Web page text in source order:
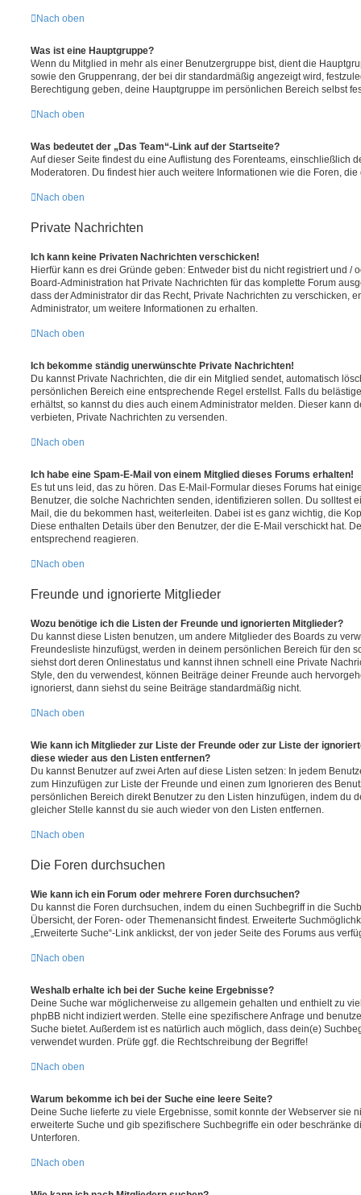
Nach oben
Was ist eine Hauptgruppe?
Wenn du Mitglied in mehr als einer Benutzergruppe bist, dient die
sowie den Gruppenrang, der bei dir standardmäßig angezeigt wird,
Berechtigung geben, deine Hauptgruppe im persönlichen Bereich selbst
Nach oben
Was bedeutet der „Das Team“-Link auf der Startseite?
Auf dieser Seite findest du eine Auflistung des Forenteams, einschließlich
Moderatoren. Du findest hier auch weitere Informationen wie die Foren,
Nach oben
Private Nachrichten
Ich kann keine Privaten Nachrichten verschicken!
Hierfür kann es drei Gründe geben: Entweder bist du nicht registriert und /
Board-Administration hat Private Nachrichten für das komplette Forum
dass der Administrator dir das Recht, Private Nachrichten zu verschicken,
Administrator, um weitere Informationen zu erhalten.
Nach oben
Ich bekomme ständig unerwünschte Private Nachrichten!
Du kannst Private Nachrichten, die dir ein Mitglied sendet, automatisch
persönlichen Bereich eine entsprechende Regel erstellst. Falls du
erhältst, so kannst du dies auch einem Administrator melden. Dieser kann
verbieten, Private Nachrichten zu versenden.
Nach oben
Ich habe eine Spam-E-Mail von einem Mitglied dieses Forums erhalten!
Es tut uns leid, das zu hören. Das E-Mail-Formular dieses Forums hat
Benutzer, die solche Nachrichten senden, identifizieren sollen. Du solltest
Mail, die du bekommen hast, weiterleiten. Dabei ist es ganz wichtig, die
Diese enthalten Details über den Benutzer, der die E-Mail verschickt hat.
entsprechend reagieren.
Nach oben
Freunde und ignorierte Mitglieder
Wozu benötige ich die Listen der Freunde und ignorierten Mitglieder?
Du kannst diese Listen benutzen, um andere Mitglieder des Boards zu
Freundesliste hinzufügst, werden in deinem persönlichen Bereich für den
siehst dort deren Onlinestatus und kannst ihnen schnell eine Private
Style, den du verwendest, können Beiträge deiner Freunde auch
ignorierst, dann siehst du seine Beiträge standardmäßig nicht.
Nach oben
Wie kann ich Mitglieder zur Liste der Freunde oder zur Liste der
diese wieder aus den Listen entfernen?
Du kannst Benutzer auf zwei Arten auf diese Listen setzen: In jedem
zum Hinzufügen zur Liste der Freunde und einen zum Ignorieren des
persönlichen Bereich direkt Benutzer zu den Listen hinzufügen, indem du
gleicher Stelle kannst du sie auch wieder von den Listen entfernen.
Nach oben
Die Foren durchsuchen
Wie kann ich ein Forum oder mehrere Foren durchsuchen?
Du kannst die Foren durchsuchen, indem du einen Suchbegriff in die
Übersicht, der Foren- oder Themenansicht findest. Erweiterte
„Erweiterte Suche“-Link anklickst, der von jeder Seite des Forums aus
Nach oben
Weshalb erhalte ich bei der Suche keine Ergebnisse?
Deine Suche war möglicherweise zu allgemein gehalten und enthielt zu
phpBB nicht indiziert werden. Stelle eine spezifischere Anfrage und
Suche bietet. Außerdem ist es natürlich auch möglich, dass dein(e)
verwendet wurden. Prüfe ggf. die Rechtschreibung der Begriffe!
Nach oben
Warum bekomme ich bei der Suche eine leere Seite?
Deine Suche lieferte zu viele Ergebnisse, somit konnte der Webserver sie
erweiterte Suche und gib spezifischere Suchbegriffe ein oder beschränke
Unterforen.
Nach oben